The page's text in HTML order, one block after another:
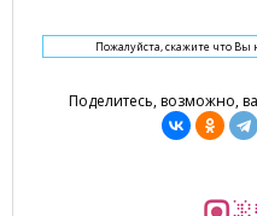
Пожалуйста, скажите что Вы
Поделитесь, возможно,